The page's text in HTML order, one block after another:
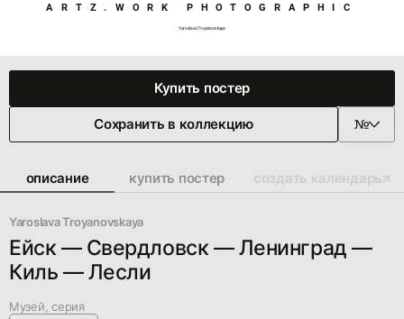
ARTZ.WORK PHOTOGRAPHIC
Yaroslava Troyanovskaya
Купить постер
Сохранить в коллекцию
описание купить постер создать календарь
Yaroslava Troyanovskaya
Ейск — Свердловск — Ленинград —
Киль — Лесли
Музей, серия